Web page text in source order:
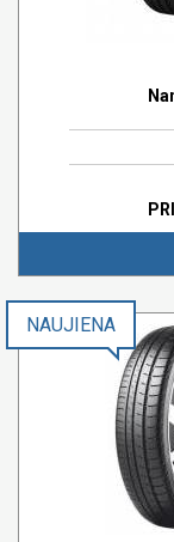
NAUJIENA